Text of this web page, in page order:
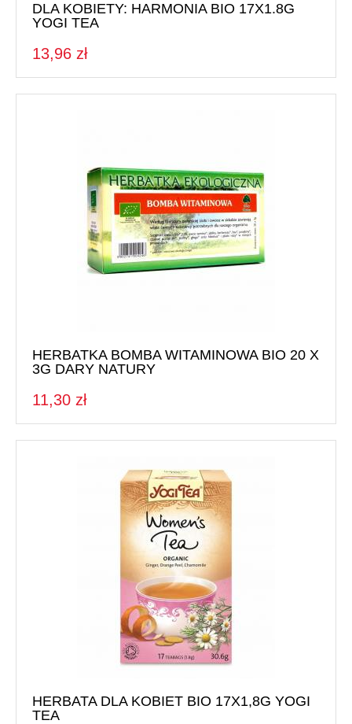
DLA KOBIETY: HARMONIA BIO 17X1.8G
YOGI TEA
13,96 zł
HERBATKA BOMBA WITAMINOWA BIO 20 X
3G DARY NATURY
11,30 zł
HERBATA DLA KOBIET BIO 17X1,8G YOGI
TEA